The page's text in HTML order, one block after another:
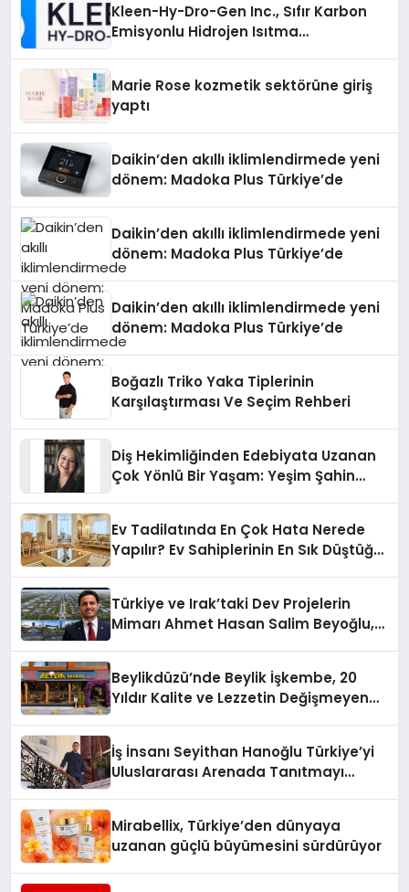
Kleen-Hy-Dro-Gen Inc., Sıfır Karbon
Emisyonlu Hidrojen Isıtma
Marie Rose kozmetik sektörüne giriş
yaptı
Daikin’den akıllı iklimlendirmede yeni
dönem: Madoka Plus Türkiye’de
Daikin’den akıllı iklimlendirmede yeni
dönem: Madoka Plus Türkiye’de
Daikin’den akıllı iklimlendirmede yeni
dönem: Madoka Plus Türkiye’de
Boğazlı Triko Yaka Tiplerinin
Karşılaştırması Ve Seçim Rehberi
Diş Hekimliğinden Edebiyata Uzanan
Çok Yönlü Bir Yaşam: Yeşim Şahin
Ev Tadilatında En Çok Hata Nerede
Yapılır? Ev Sahiplerinin En Sık Düştüğü
Türkiye ve Irak’taki Dev Projelerin
Mimarı Ahmet Hasan Salim Beyoğlu,
Hayata Geçirecek
Beylikdüzü’nde Beylik İşkembe, 20
Yıldır Kalite ve Lezzetin Değişmeyen
İş İnsanı Seyithan Hanoğlu Türkiye’yi
Uluslararası Arenada Tanıtmayı
Mirabellix, Türkiye’den dünyaya
uzanan güçlü büyümesini sürdürüyor